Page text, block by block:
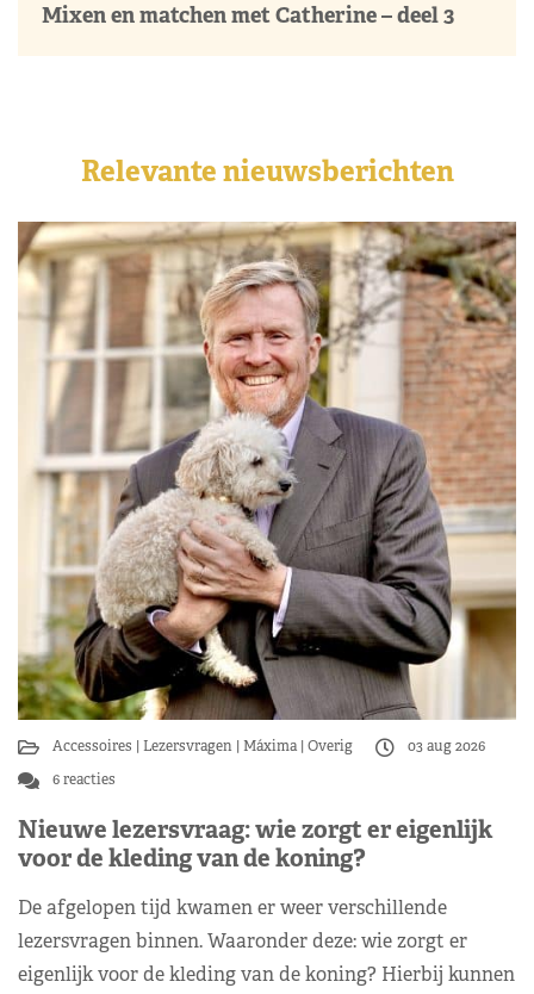
Mixen en matchen met Catherine – deel 3
Relevante nieuwsberichten
Accessoires Lezersvragen Máxima Overig
03 aug 2026
6 reacties
Nieuwe lezersvraag: wie zorgt er eigenlijk
voor de kleding van de koning?
De afgelopen tijd kwamen er weer verschillende
lezersvragen binnen. Waaronder deze: wie zorgt er
eigenlijk voor de kleding van de koning? Hierbij kunnen